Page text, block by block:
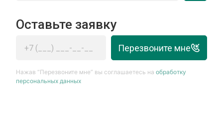
Оставьте заявку
Перезвоните мне
Нажав “Перезвоните мне” вы соглашаетесь наобработку
персональных данных